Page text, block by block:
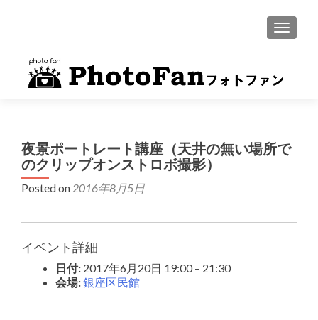
MENU
夜景ポートレート講座（天井の無い場所で
のクリップオンストロボ撮影）
Posted on 2016年8月5日
イベント詳細
日付: 2017年6月20日 19:00 – 21:30
会場:銀座区民館